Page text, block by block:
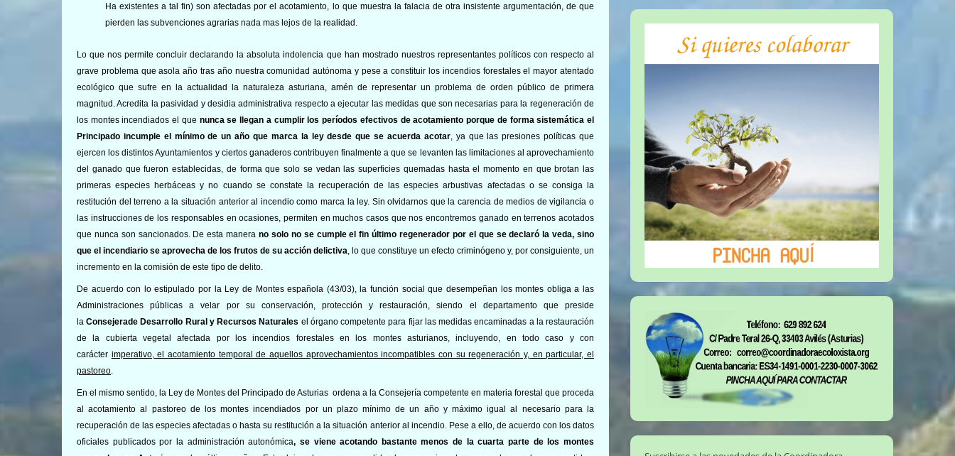
Ha existentes a tal fin) son afectadas por el acotamiento, lo que muestra la falacia de otra insistente argumentación, de que
pierden las subvenciones agrarias nada mas lejos de la realidad.
Lo que nos permite concluir declarando la absoluta indolencia que han mostrado nuestros representantes políticos con respecto al
grave problema que asola año tras año nuestra comunidad autónoma y pese a constituir los incendios forestales el mayor atentado
ecológico que sufre en la actualidad la naturaleza asturiana, amén de representar un problema de orden público de primera
magnitud. Acredita la pasividad y desidia administrativa respecto a ejecutar las medidas que son necesarias para la regeneración de
los montes incendiados el que nunca se llegan a cumplir los períodos efectivos de acotamiento porque de forma sistemática el
Principado incumple el mínimo de un año que marca la ley desde que se acuerda acotar, ya que las presiones políticas que
ejercen los distintos Ayuntamientos y ciertos ganaderos contribuyen finalmente a que se levanten las limitaciones al aprovechamiento
del ganado que fueron establecidas, de forma que solo se vedan las superficies quemadas hasta el momento en que brotan las
primeras especies herbáceas y no cuando se constate la recuperación de las especies arbustivas afectadas o se consiga la
restitución del terreno a la situación anterior al incendio como marca la ley. Sin olvidarnos que la carencia de medios de vigilancia o
las instrucciones de los responsables en ocasiones, permiten en muchos casos que nos encontremos ganado en terrenos acotados
que nunca son sancionados. De esta manerano solo no se cumple el fin último regenerador por el que se declaró la veda, sino
que el incendiario se aprovecha de los frutos de su acción delictiva, lo que constituye un efecto criminógeno y, por consiguiente, un
incremento en la comisión de este tipo de delito.
De acuerdo con lo estipulado por la Ley de Montes española (43/03), la función social que desempeñan los montes obliga a las
Administraciones públicas a velar por su conservación, protección y restauración, siendo el departamento que preside
laConsejerade Desarrollo Rural y Recursos Naturales el órgano competente para fijar las medidas encaminadas a la restauración
de la cubierta vegetal afectada por los incendios forestales en los montes asturianos, incluyendo, en todo caso y con
carácter imperativo, el acotamiento temporal de aquellos aprovechamientos incompatibles con su regeneración y, en particular, el
pastoreo.
En el mismo sentido, la Ley de Montes del Principado de Asturias ordena a la Consejería competente en materia forestal que proceda
al acotamiento al pastoreo de los montes incendiados por un plazo mínimo de un año y máximo igual al necesario para la
recuperación de las especies afectadas o hasta su restitución a la situación anterior al incendio. Pese a ello, de acuerdo con los datos
oficiales publicados por la administración autonómica, se viene acotando bastante menos de la cuarta parte de los montes